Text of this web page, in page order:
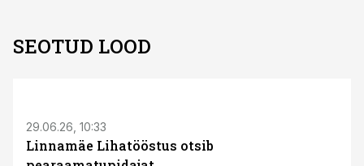
SEOTUD LOOD
29.06.26, 10:33
Linnamäe Lihatööstus otsib